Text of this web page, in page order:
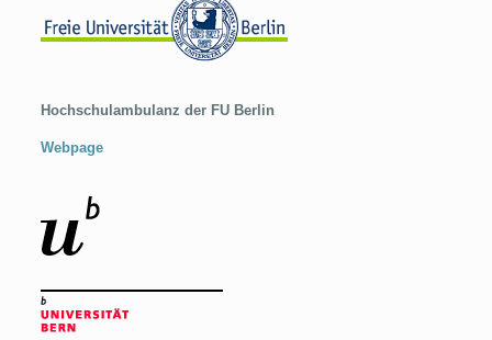
Hochschulambulanz der FU Berlin
Webpage